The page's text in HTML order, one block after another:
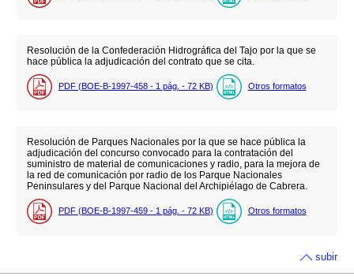
Resolución de la Confederación Hidrográfica del Tajo por la que se
hace pública la adjudicación del contrato que se cita.
PDF (BOE-B-1997-458 - 1 pág. - 72 KB) Otros formatos
Resolución de Parques Nacionales por la que se hace pública la
adjudicación del concurso convocado para la contratación del
suministro de material de comunicaciones y radio, para la mejora de
la red de comunicación por radio de los Parque Nacionales
Peninsulares y del Parque Nacional del Archipiélago de Cabrera.
PDF (BOE-B-1997-459 - 1 pág. - 72 KB) Otros formatos
subir